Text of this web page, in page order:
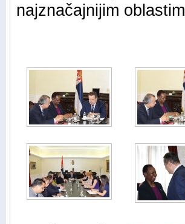
najznačajnijim